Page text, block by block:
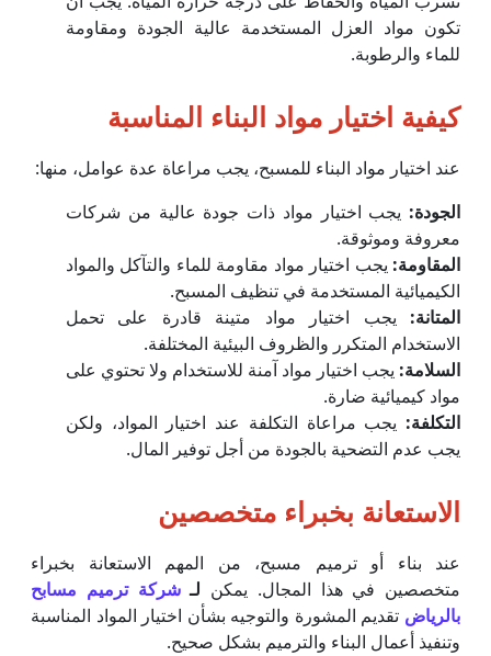
تكون مواد العزل المستخدمة عالية الجودة ومقاومة
للماء والرطوبة.
كيفية اختيار مواد البناء المناسبة
عند اختيار مواد البناء للمسبح، يجب مراعاة عدة عوامل، منها:
الجودة: يجب اختيار مواد ذات جودة عالية من شركات
معروفة وموثوقة.
المقاومة: يجب اختيار مواد مقاومة للماء والتآكل والمواد
الكيميائية المستخدمة في تنظيف المسبح.
المتانة: يجب اختيار مواد متينة قادرة على تحمل
الاستخدام المتكرر والظروف البيئية المختلفة.
السلامة: يجب اختيار مواد آمنة للاستخدام ولا تحتوي على
مواد كيميائية ضارة.
التكلفة: يجب مراعاة التكلفة عند اختيار المواد، ولكن
يجب عدم التضحية بالجودة من أجل توفير المال.
الاستعانة بخبراء متخصصين
عند بناء أو ترميم مسبح، من المهم الاستعانة بخبراء
متخصصين في هذا المجال. يمكن لـشركة ترميم مسابح
بالرياض تقديم المشورة والتوجيه بشأن اختيار المواد المناسبة
وتنفيذ أعمال البناء والترميم بشكل صحيح.